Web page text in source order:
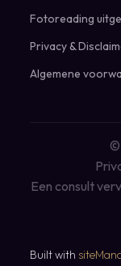
Fotoreading
Privacy&
Algemene
©
Een consult
Built with